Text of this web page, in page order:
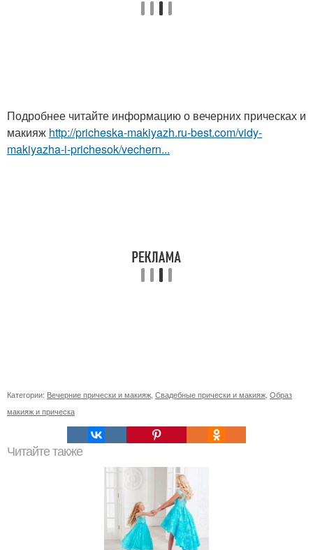
Подробнее читайте информацию о вечерних прическах и
макияж http://pricheska-makiyazh.ru-best.com/vidy-
makiyazha-i-prichesok/vechern...
Категории: Вечерние прически и макияж Свадебные прически и макияж Образ
макияж и прическа
Читайте также